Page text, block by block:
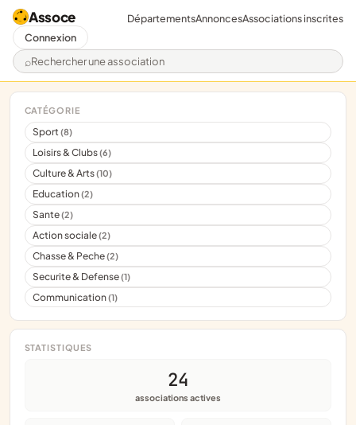
Assoce
Rechercher une association
DépartementsAnnoncesAssociations inscrites
Connexion
CATÉGORIE
Sport(8)
Loisirs & Clubs(6)
Culture & Arts(10)
Education(2)
Sante(2)
Action sociale(2)
Chasse & Peche(2)
Securite & Defense(1)
Communication(1)
STATISTIQUES
24
associations actives